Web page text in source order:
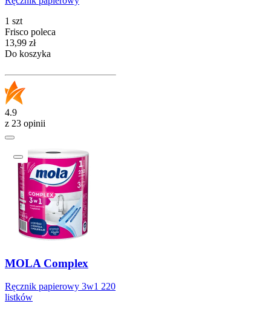
1 szt
Frisco poleca
Cena
13,99 zł
Do koszyka
4.9
z 23 opinii
MOLA Complex
Ręcznik papierowy 3w1 220
listków